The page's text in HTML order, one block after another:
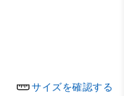
サイズを確認する